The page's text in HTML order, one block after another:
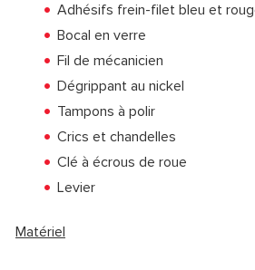
Adhésifs frein-filet bleu et
Bocal en verre
Fil de mécanicien
Dégrippant au nickel
Tampons à polir
Crics et chandelles
Clé à écrous de roue
Levier
Matériel